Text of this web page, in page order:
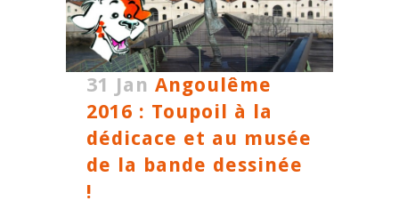
31 Jan Angoulême
2016 : Toupoil à la
dédicace et au musée
de la bande dessinée
!